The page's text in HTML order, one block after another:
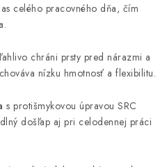
celého pracovného dňa, čím
chráni prsty pred nárazmi a
nízku hmotnosť a flexibilitu.
s protišmykovou úpravou SRC
došľap aj pri celodennej práci